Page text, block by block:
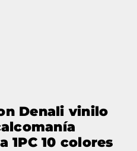
Denali vinilo
1PC 10 colores